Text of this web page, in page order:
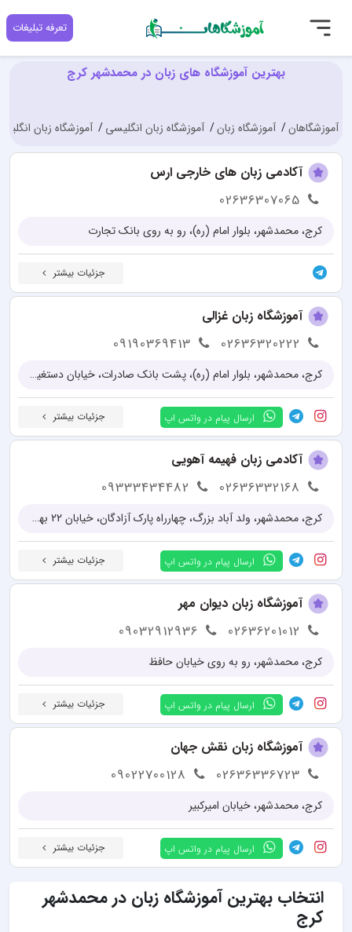
تعرفه تبلیغات
بهترین آموزشگاه های زبان در محمدشهر کرج
آموزشگاهان آموزشگاه زبان آموزشگاه زبان انگلیسی آموزشگاه زبان
آکادمی زبان های خارجی ارس
02636307065
کرج، محمدشهر، بلوار امام (ره)، رو به روی بانک تجارت
جزئیات بیشتر
آموزشگاه زبان غزالی
02636320222
09190369413
کرج، محمدشهر، بلوار امام (ره)، پشت بانک صادرات، خیابان دستغیب، روبروی سوپرمارکت بابا بزرگ
ارسال پیام در واتس اپ جزئیات بیشتر
آکادمی زبان فهیمه آهویی
02636332168
09333434482
کرج، محمدشهر، ولد آباد بزرگ، چهارراه پارک آزادگان، خیابان 22 بهمن، نبش بهمن 26، ساختمان آهوئی، طبقه اول
ارسال پیام در واتس اپ جزئیات بیشتر
آموزشگاه زبان دیوان مهر
02636201012
09032912936
کرج، محمدشهر، رو به روی خیابان حافظ
ارسال پیام در واتس اپ جزئیات بیشتر
آموزشگاه زبان نقش جهان
02636336723
09022700128
کرج، محمدشهر، خیابان امیرکبیر
ارسال پیام در واتس اپ جزئیات بیشتر
انتخاب بهترین آموزشگاه زبان در محمدشهر
کرج